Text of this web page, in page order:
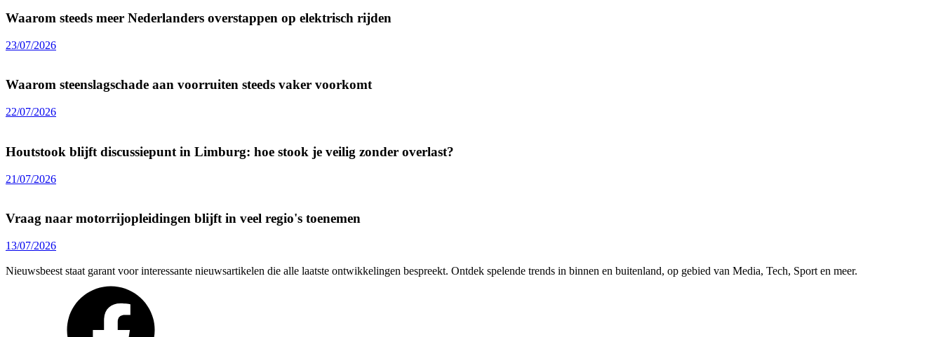
Waarom steeds meer Nederlanders overstappen op elektrisch rijden
23/07/2026
Waarom steenslagschade aan voorruiten steeds vaker voorkomt
22/07/2026
Houtstook blijft discussiepunt in Limburg: hoe stook je veilig zonder overlast?
21/07/2026
Vraag naar motorrijopleidingen blijft in veel regio's toenemen
13/07/2026
Nieuwsbeest staat garant voor interessante nieuwsartikelen die alle laatste ontwikkelingen bespreekt. Ontdek spelende trends in binnen en buitenland, op gebied van Media, Tech, Sport en meer.